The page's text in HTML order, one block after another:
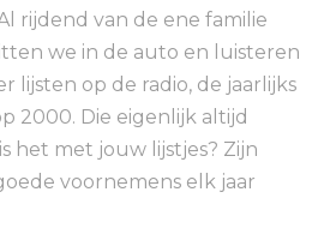
rijdend van de ene familie
we in de auto en luisteren
lijsten op de radio, de jaarlijks
2000. Die eigenlijk altijd
het met jouw lijstjes? Zijn
voornemens elk jaar